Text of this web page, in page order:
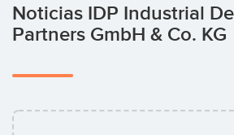
Noticias IDP Industrial
Partners GmbH & Co. KG